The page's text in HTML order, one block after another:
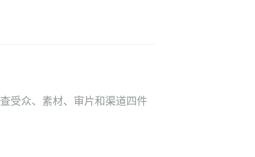
受众、素材、审片和渠道四件